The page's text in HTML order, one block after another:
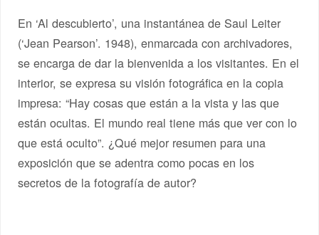
En ‘Al descubierto’, una instantánea de Saul Leiter
(‘Jean Pearson’. 1948), enmarcada con archivadores,
se encarga de dar la bienvenida a los visitantes. En el
interior, se expresa su visión fotográfica en la copia
impresa: “Hay cosas que están a la vista y las que
están ocultas. El mundo real tiene más que ver con lo
que está oculto”. ¿Qué mejor resumen para una
exposición que se adentra como pocas en los
secretos de la fotografía de autor?